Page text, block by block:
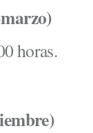
horas.